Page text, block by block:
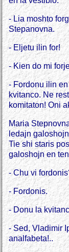
- Lia moshto
Stepanovna.
- Eljetu ilin for!
- Kien do mi
- Fordonu ilin
kvitanco. Ne
komitaton! Oni
Maria
ledajn
Tie shi staris
galoshojn en
- Chu vi
- Fordonis.
- Donu la
- Sed, Vladimir
analfabeta!..